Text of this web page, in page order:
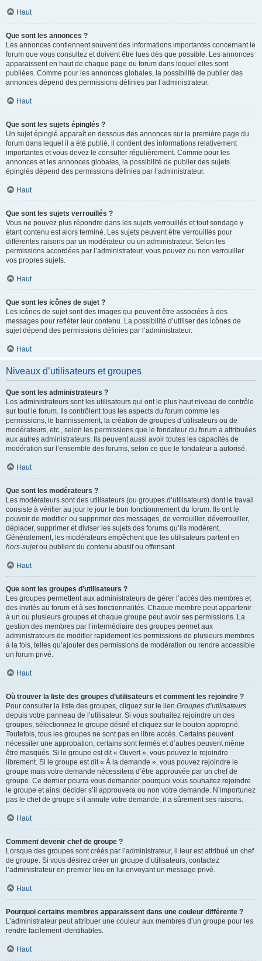
Haut
Que sont les annonces ?
Les annonces contiennent souvent des informations importantes concernant le
forum que vous consultez et doivent être lues dès que possible. Les annonces
apparaissent en haut de chaque page du forum dans lequel elles sont
publiées. Comme pour les annonces globales, la possibilité de publier des
annonces dépend des permissions définies par l’administrateur.
Haut
Que sont les sujets épinglés ?
Un sujet épinglé apparaît en dessous des annonces sur la première page du
forum dans lequel il a été publié. il contient des informations relativement
importantes et vous devez le consulter régulièrement. Comme pour les
annonces et les annonces globales, la possibilité de publier des sujets
épinglés dépend des permissions définies par l’administrateur.
Haut
Que sont les sujets verrouillés ?
Vous ne pouvez plus répondre dans les sujets verrouillés et tout sondage y
étant contenu est alors terminé. Les sujets peuvent être verrouillés pour
différentes raisons par un modérateur ou un administrateur. Selon les
permissions accordées par l’administrateur, vous pouvez ou non verrouiller
vos propres sujets.
Haut
Que sont les icônes de sujet ?
Les icônes de sujet sont des images qui peuvent être associées à des
messages pour refléter leur contenu. La possibilité d’utiliser des icônes de
sujet dépend des permissions définies par l’administrateur.
Haut
Niveaux d’utilisateurs et groupes
Que sont les administrateurs ?
Les administrateurs sont les utilisateurs qui ont le plus haut niveau de contrôle
sur tout le forum. Ils contrôlent tous les aspects du forum comme les
permissions, le bannissement, la création de groupes d’utilisateurs ou de
modérateurs, etc., selon les permissions que le fondateur du forum a attribuées
aux autres administrateurs. Ils peuvent aussi avoir toutes les capacités de
modération sur l’ensemble des forums, selon ce que le fondateur a autorisé.
Haut
Que sont les modérateurs ?
Les modérateurs sont des utilisateurs (ou groupes d’utilisateurs) dont le travail
consiste à vérifier au jour le jour le bon fonctionnement du forum. Ils ont le
pouvoir de modifier ou supprimer des messages, de verrouiller, déverrouiller,
déplacer, supprimer et diviser les sujets des forums qu’ils modèrent.
Généralement, les modérateurs empêchent que les utilisateurs partent en
hors-sujetou publient du contenu abusif ou offensant.
Haut
Que sont les groupes d’utilisateurs ?
Les groupes permettent aux administrateurs de gérer l’accès des membres et
des invités au forum et à ses fonctionnalités. Chaque membre peut appartenir
à un ou plusieurs groupes et chaque groupe peut avoir ses permissions. La
gestion des membres par l’intermédiaire des groupes permet aux
administrateurs de modifier rapidement les permissions de plusieurs membres
à la fois, telles qu’ajouter des permissions de modération ou rendre accessible
un forum privé.
Haut
Où trouver la liste des groupes d’utilisateurs et comment les rejoindre ?
Pour consulter la liste des groupes, cliquez sur le lien Groupes d’utilisateurs
depuis votre panneau de l’utilisateur. Si vous souhaitez rejoindre un des
groupes, sélectionnez le groupe désiré et cliquez sur le bouton approprié.
Toutefois, tous les groupes ne sont pas en libre accès. Certains peuvent
nécessiter une approbation, certains sont fermés et d’autres peuvent même
être masqués. Si le groupe est dit « Ouvert », vous pouvez le rejoindre
librement. Si le groupe est dit « À la demande », vous pouvez rejoindre le
groupe mais votre demande nécessitera d’être approuvée par un chef de
groupe. Ce dernier pourra vous demander pourquoi vous souhaitez rejoindre
le groupe et ainsi décider s’il approuvera ou non votre demande. N’importunez
pas le chef de groupe s’il annule votre demande, il a sûrement ses raisons.
Haut
Comment devenir chef de groupe ?
Lorsque des groupes sont créés par l’administrateur, il leur est attribué un chef
de groupe. Si vous désirez créer un groupe d’utilisateurs, contactez
l’administrateur en premier lieu en lui envoyant un message privé.
Haut
Pourquoi certains membres apparaissent dans une couleur différente ?
L’administrateur peut attribuer une couleur aux membres d’un groupe pour les
rendre facilement identifiables.
Haut